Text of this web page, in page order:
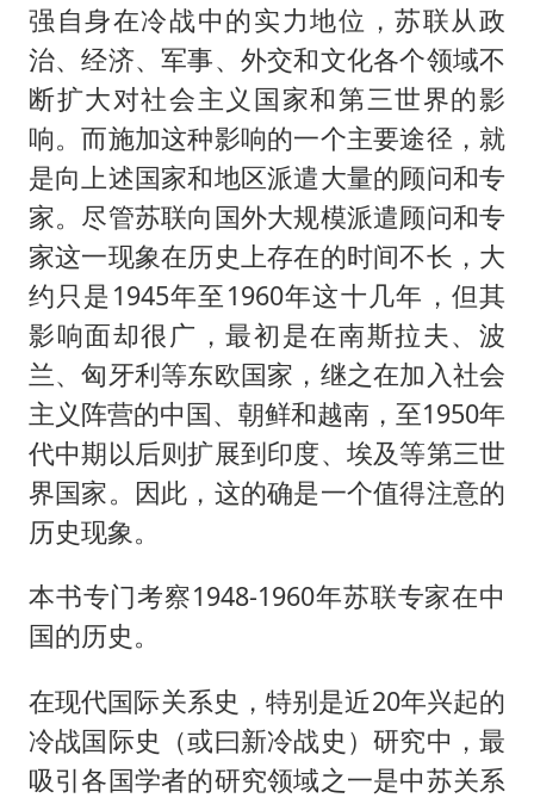
强自身在冷战中的实力地位，苏联从政
治、经济、军事、外交和文化各个领域不
断扩大对社会主义国家和第三世界的影
响。而施加这种影响的一个主要途径，就
是向上述国家和地区派遣大量的顾问和专
家。尽管苏联向国外大规模派遣顾问和专
家这一现象在历史上存在的时间不长，大
约只是1945年至1960年这十几年，但其
影响面却很广，最初是在南斯拉夫、波
兰、匈牙利等东欧国家，继之在加入社会
主义阵营的中国、朝鲜和越南，至1950年
代中期以后则扩展到印度、埃及等第三世
界国家。因此，这的确是一个值得注意的
历史现象。
本书专门考察1948-1960年苏联专家在中
国的历史。
在现代国际关系史，特别是近20年兴起的
冷战国际史（或曰新冷战史）研究中，最
吸引各国学者的研究领域之一是中苏关系